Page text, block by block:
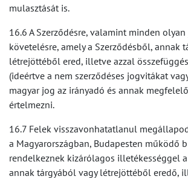
mulasztását is.
16.6 A Szerződésre, valamint minden
követelésre, amely a Szerződésből, annak
létrejöttéből ered, illetve azzal
(ideértve a nem szerződéses jogvitákat
magyar jog az irányadó és annak
értelmezni.
16.7 Felek visszavonhatatlanul
a Magyarországban, Budapesten működő
rendelkeznek kizárólagos illetékességgel
annak tárgyából vagy létrejöttéből eredő,